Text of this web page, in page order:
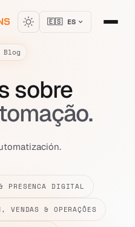
🇪🇸 ES
Blog
sobre
PRESENCA DIGITAL
VENDAS & OPERAÇÕES